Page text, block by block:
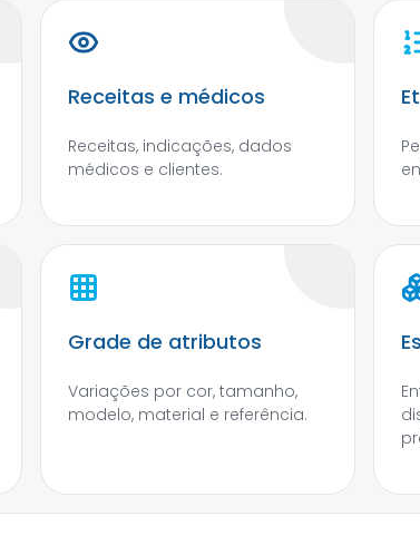
Receitas e médicos
Receitas, indicações, dados
médicos e clientes.
Grade de atributos
Variações por cor, tamanho,
modelo, material e referência.